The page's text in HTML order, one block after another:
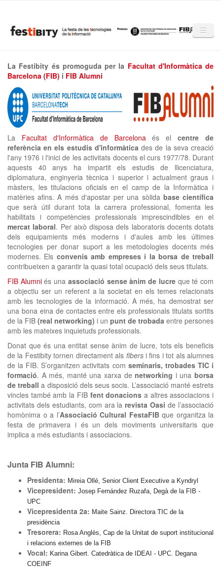
La Festibity
Programa
Partners
Mencions
Notícies
Mèdia
Altres edicions
» SUBSCRIU-TE AL clickNEWS
La Festibity és promoguda per la Facultat d'Informàtica de
Barcelona (FIB) i FIB Alumni
La Facultat d'Informàtica de Barcelonaés elcentre de
referència en els estudis d'informàticades de la seva creació
l'any 1976 i l'inici de les activitats docents el curs 1977/78. Durant
aquests 40 anys ha impartit els estudis de llicenciatura,
diplomatura, enginyeria tècnica i superior i actualment graus i
màsters, les titulacions oficials en el camp de la Informàtica i
matèries afins. A més d'apostar per una sòlida base científica
que serà útil durant tota la carrera professional, fomenta les
habilitats i competències professionals imprescindibles en el
mercat laboral. Per això disposa dels laboratoris docents dotats
dels equipamients més moderns i d'aules amb les últimes
tecnologies per donar suport a les metodologies docents més
modernes. Els convenis amb empreses i la borsa de treball
contribueixen a garantir la quasi total ocupació dels seus titulats.
FIB Alumniés una associació sense ànim de lucreque té com
a objectiu ser un referent a la societat en els temes relacionats
amb les tecnologies de la informació. A més, ha demostrat ser
una bona eina de contactes entre els professionals titulats sortits
de la FIB (real networking) i un punt de trobada entre persones
amb les mateixes inquietuds professionals.
Donat que és una entitat sense ànim de lucre, tots els beneficis
de la Festibity tornen directament als fibers i fins i tot als alumnes
de la FIB. S’organitzen activitats com seminaris, trobades TIC i
formació. A més, manté una xarxa de networking i unaborsa
de treball a disposició dels seus socis. L’associació manté estrets
vincles també amb la FIB fent donacions a altres associacions i
activitats dels estudiants, com ara la revista Oasi de l’associació
homònima o a l’Associació Cultural FestaFIBque organitza la
festa de primavera i és un dels moviments universitaris que
implica a més estudiants i associacions.
Junta FIB Alumni:
Presidenta: Mireia Ollé, Senior Client Executive a Kyndryl
Vicepresident: Josep Fernández Ruzafa, Degà de la FIB -
UPC
Vicepresidenta 2a: Maite Sainz. Directora TIC de la
presidència
Tresorera: Rosa Anglès, Cap de la Unitat de suport institucional
i relacions externes de la FIB
Vocal: Karina Gibert. Catedràtica de IDEAI - UPC. Degana
COEINF